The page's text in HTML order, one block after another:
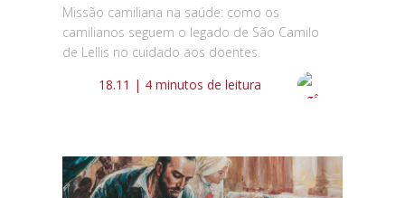
Missão camiliana na saúde: como os
camilianos seguem o legado de São Camilo
de Lellis no cuidado aos doentes.
18.11 | 4 minutos de leitura